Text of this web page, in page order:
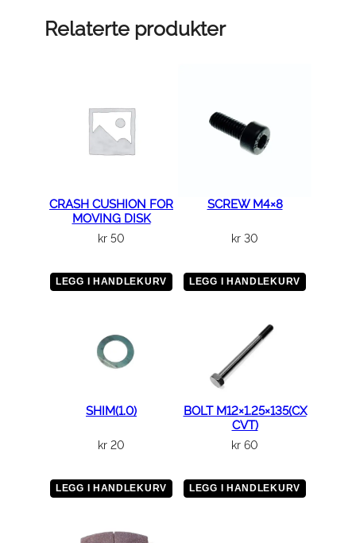
Relaterte produkter
CRASH CUSHION FOR
MOVING DISK
kr 50
LEGG I HANDLEKURV
SCREW M4×8
kr 30
LEGG I HANDLEKURV
SHIM(1.0)
kr 20
LEGG I HANDLEKURV
BOLT M12×1.25×135(CX
CVT)
kr 60
LEGG I HANDLEKURV